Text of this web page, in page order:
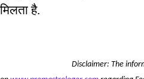
मिलता है.
Disclaimer: The